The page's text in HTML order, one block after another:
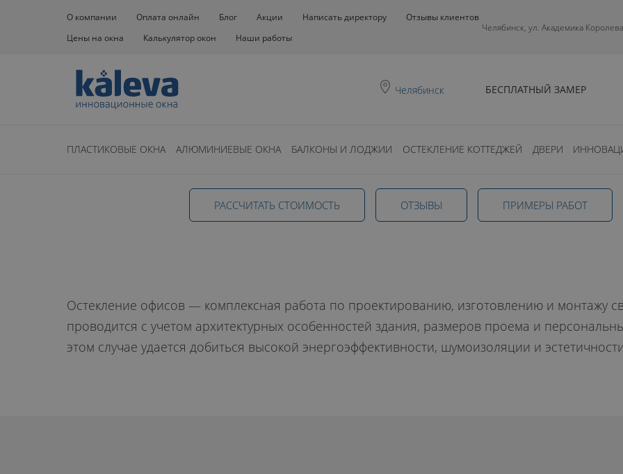
О компании Оплата онлайн Блог Акции Написать директору
Отзывы клиентов
Цены на окна
Калькулятор окон Наши работы
Челябинск, ул. Академика
Челябинск БЕСПЛАТНЫЙ ЗАМЕР
ПЛАСТИКОВЫЕ ОКНА АЛЮМИНИЕВЫЕ ОКНА БАЛКОНЫ И ЛОДЖИИ ОСТЕКЛЕНИЕ КОТТЕДЖЕЙ ДВЕРИ
Остекление офисов
Окна Остекление офисов
РАССЧИТАТЬ СТОИМОСТЬ ОТЗЫВЫ ПРИМЕРЫ РАБОТ
Остекление офисов — комплексная работа по проектированию, изготовлению и монтажу
проводится с учетом архитектурных особенностей здания, размеров проема и
этом случае удается добиться высокой энергоэффективности, шумоизоляции и